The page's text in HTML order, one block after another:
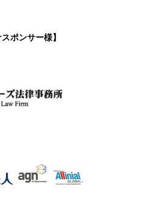
スポンサー様】